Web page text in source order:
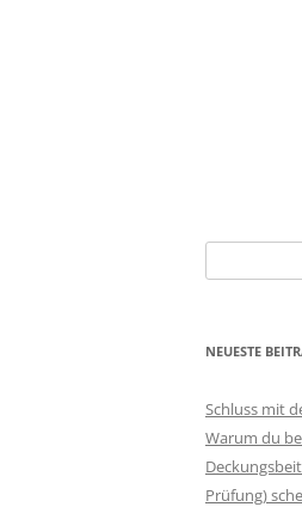
nach:
NEUESTE
Schluss mit
Warum du
Prüfung)